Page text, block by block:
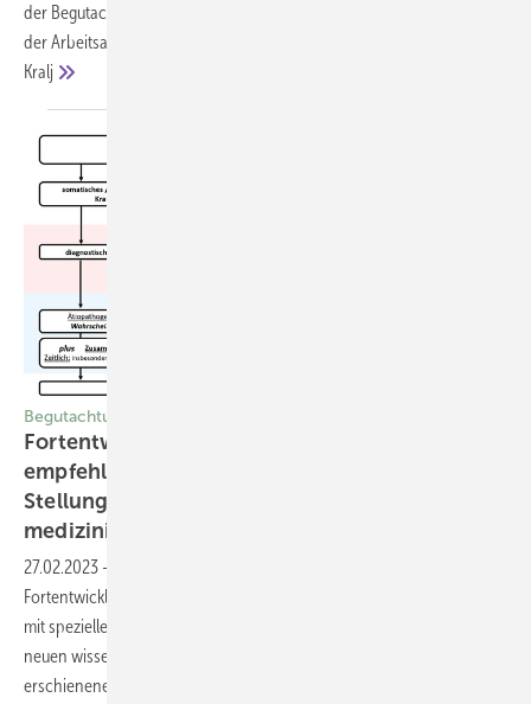
der Begutachtung anhand von drei typischen Begutachtungs­anlässen
der Arbeitsagentur (SGB III) dargestellt. Annette Fister und Nenad
Kralj
Begutachtung
Fortentwicklung der Begutachtungs­
empfehlung COVID-19
Stellungnahme aus juristischer und
medizinischer
27.02.2023 -
Fortentwicklung und Präzisierung des ersten Begutachtungsentwurfs
mit speziellem Fokus auf sozialrechtliche Aspekte dar, basierend auf
neuen wissenschaftlichen Publikationen, den Rückmeldungen zum
erschienenen Artikel und den weiteren Erfahrungen aus